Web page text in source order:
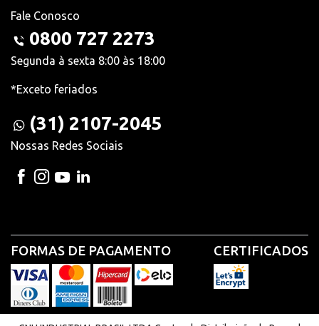
Fale Conosco
0800 727 2273
Segunda à sexta 8:00 às 18:00
*Exceto feriados
(31) 2107-2045
Nossas Redes Sociais
FORMAS DE PAGAMENTO CERTIFICADOS